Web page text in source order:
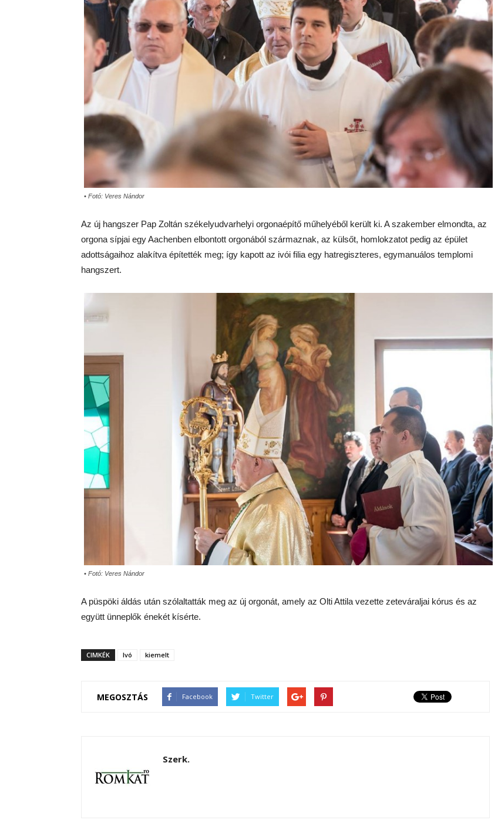
• Fotó: Veres Nándor
Az új hangszer Pap Zoltán székelyudvarhelyi orgonaépítő műhelyéből került ki. A szakember elmondta, az
orgona sípjai egy Aachenben elbontott orgonából származnak, az külsőt, homlokzatot pedig az épület
adottságaihoz alakítva építették meg; így kapott az ivói filia egy hatregiszteres, egymanuálos templomi
hangszert.
• Fotó: Veres Nándor
A püspöki áldás után szólaltatták meg az új orgonát, amely az Olti Attila vezette zeteváraljai kórus és az
együtt ünneplők énekét kísérte.
CIMKÉK Ivó kiemelt
MEGOSZTÁS Facebook Twitter
Szerk.